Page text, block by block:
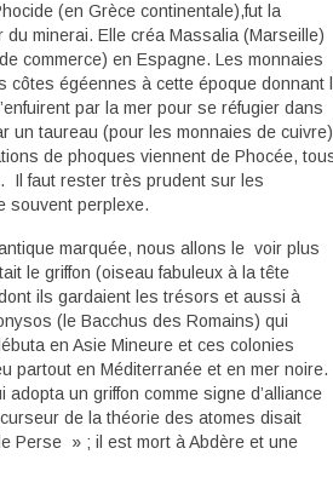
(en Grèce continentale),fut la
minerai. Elle créa Massalia (Marseille)
commerce) en Espagne. Les monnaies
égéennes à cette époque donnant
par la mer pour se réfugier dans
un taureau (pour les monnaies de cuivre)
de phoques viennent de Phocée,
Il faut rester très prudent sur les
souvent perplexe.
marquée, nous allons le voir plus
le griffon (oiseau fabuleux à la tête
ils gardaient les trésors et aussi à
(le Bacchus des Romains) qui
en Asie Mineure et ces colonies
partout en Méditerranée et en mer noire.
un griffon comme signe d’alliance
de la théorie des atomes disait
Perse » ; il est mort à Abdère et une